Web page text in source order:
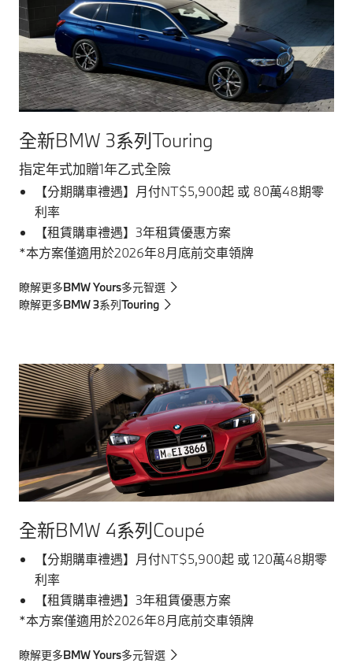
全新BMW 3系列Touring
指定年式加贈1年乙式全險
【分期購車禮遇】月付NT$5,900起 或 80萬48期零
利率
【租賃購車禮遇】3年租賃優惠方案
*本方案僅適用於2026年8月底前交車領牌
瞭解更多BMW Yours多元智選
瞭解更多BMW 3系列Touring
全新BMW 4系列Coupé
【分期購車禮遇】月付NT$5,900起 或 120萬48期零
利率
【租賃購車禮遇】3年租賃優惠方案
*本方案僅適用於2026年8月底前交車領牌
瞭解更多BMW Yours多元智選